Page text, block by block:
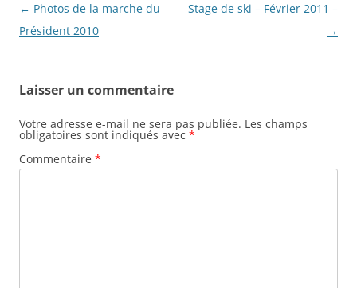
Navigation
des
← Photos de la marche du
Président 2010
Stage de ski – Février 2011 –
→
Laisser un commentaire
Votre adresse e-mail ne sera pas publiée. Les champs
obligatoires sont indiqués avec *
Commentaire *